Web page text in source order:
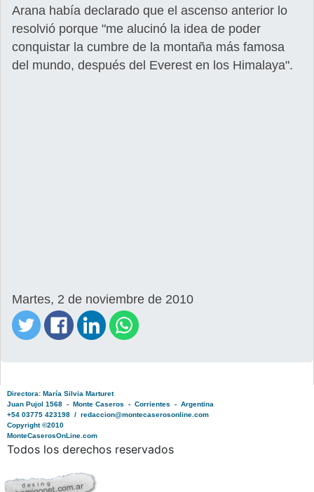
Arana había declarado que el ascenso anterior lo
resolvió porque "me alucinó la idea de poder
conquistar la cumbre de la montaña más famosa
del mundo, después del Everest en los Himalaya".
Martes, 2 de noviembre de 2010
Directora: María Silvia Marturet
Juan Pujol 1568 - Monte Caseros - Corrientes - Argentina
+54 03775 423198 / redaccion@montecaserosonline.com
Copyright ©2010
MonteCaserosOnLine.com
Todos los derechos reservados